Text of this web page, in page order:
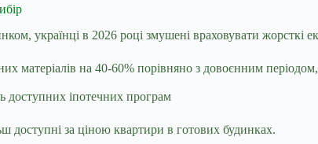
українці в 2026 році змушені враховувати жорсткі
матеріалів на 40-60% порівняно з довоєнним періодом,
доступних іпотечних програм
доступні за ціною квартири в готових будинках.